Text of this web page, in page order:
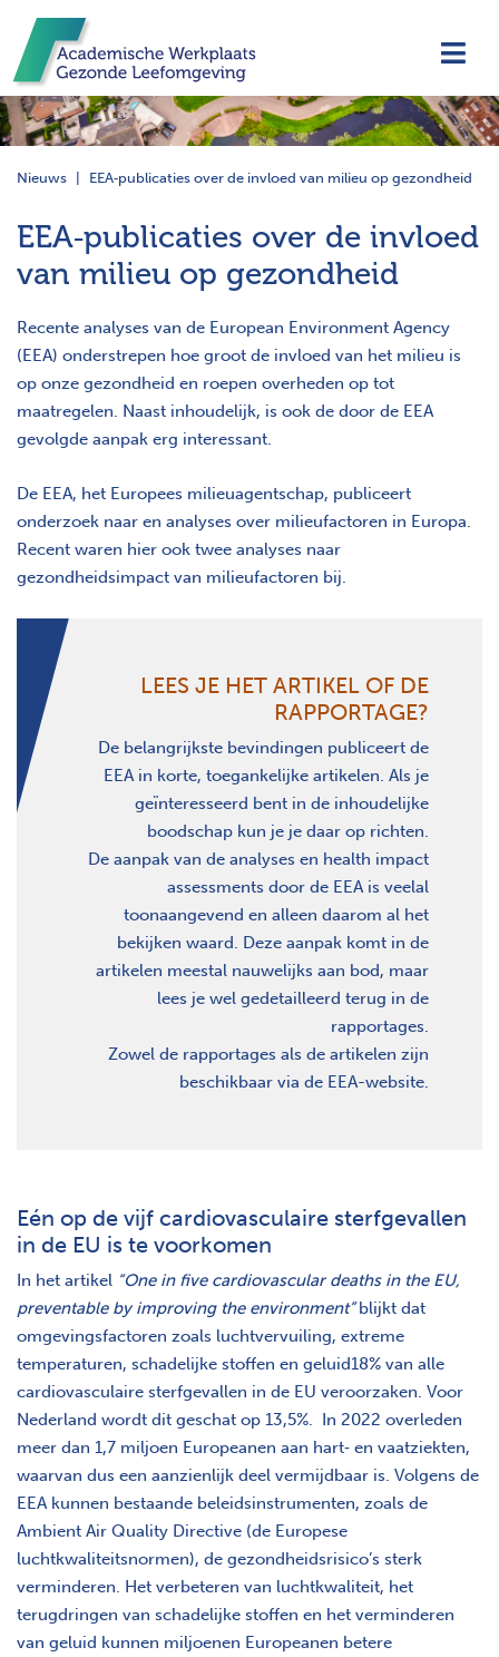
Nieuws EEA‑publicaties over de invloed van milieu op gezondheid
EEA‑publicaties over de invloed
van milieu op gezondheid
Recente analyses van de European Environment Agency
(EEA) onderstrepen hoe groot de invloed van het milieu is
op onze gezondheid en roepen overheden op tot
maatregelen. Naast inhoudelijk, is ook de door de EEA
gevolgde aanpak erg interessant.
De EEA, het Europees milieuagentschap, publiceert
onderzoek naar en analyses over milieufactoren in Europa.
Recent waren hier ook twee analyses naar
gezondheidsimpact van milieufactoren bij.
LEES JE HET ARTIKEL OF DE
RAPPORTAGE?
De belangrijkste bevindingen publiceert de
EEA in korte, toegankelijke artikelen. Als je
geïnteresseerd bent in de inhoudelijke
boodschap kun je je daar op richten.
De aanpak van de analyses en health impact
assessments door de EEA is veelal
toonaangevend en alleen daarom al het
bekijken waard. Deze aanpak komt in de
artikelen meestal nauwelijks aan bod, maar
lees je wel gedetailleerd terug in de
rapportages.
Zowel de rapportages als de artikelen zijn
beschikbaar via de EEA-website.
Eén op de vijf cardiovasculaire sterfgevallen
in de EU is te voorkomen
In het artikel “One in five cardiovascular deaths in the EU,
preventable by improving the environment”blijkt dat
omgevingsfactoren zoals luchtvervuiling, extreme
temperaturen, schadelijke stoffen en geluid18% van alle
cardiovasculaire sterfgevallen in de EU veroorzaken. Voor
Nederland wordt dit geschat op 13,5%. In 2022 overleden
meer dan 1,7 miljoen Europeanen aan hart‑ en vaatziekten,
waarvan dus een aanzienlijk deel vermijdbaar is. Volgens de
EEA kunnen bestaande beleidsinstrumenten, zoals de
Ambient Air Quality Directive (de Europese
luchtkwaliteitsnormen), de gezondheidsrisico’s sterk
verminderen. Het verbeteren van luchtkwaliteit, het
terugdringen van schadelijke stoffen en het verminderen
van geluid kunnen miljoenen Europeanen betere